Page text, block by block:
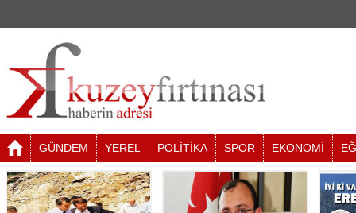
GÜNDEM YEREL POLİTİKA SPOR EKONOMİ